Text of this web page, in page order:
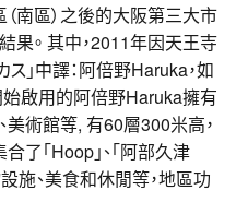
南區）之後的大阪第三大市
果。 其中，2011年因天王寺
」中譯：阿倍野Haruka，如
啟用的阿倍野Haruka擁有
美術館等, 有60層300米高，
了「Hoop」、「阿部久津
施、美食和休閒等，地區功